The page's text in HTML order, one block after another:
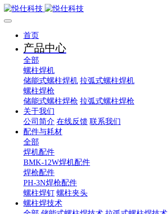
首页
产品中心
全部
螺柱焊机
储能式螺柱焊机 拉弧式螺柱焊机
螺柱焊枪
储能式螺柱焊枪 拉弧式螺柱焊枪
关于我们
公司简介 在线反馈 联系我们
配件与耗材
全部
焊机配件
BMK-12W焊机配件
焊枪配件
PH-3N焊枪配件
螺柱焊钉 螺柱夹头
螺柱焊技术